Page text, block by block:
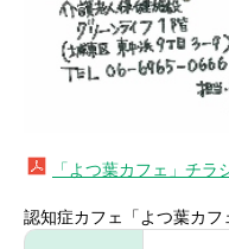
「よつ葉カフェ」チラ
認知症カフェ「よつ葉カフ